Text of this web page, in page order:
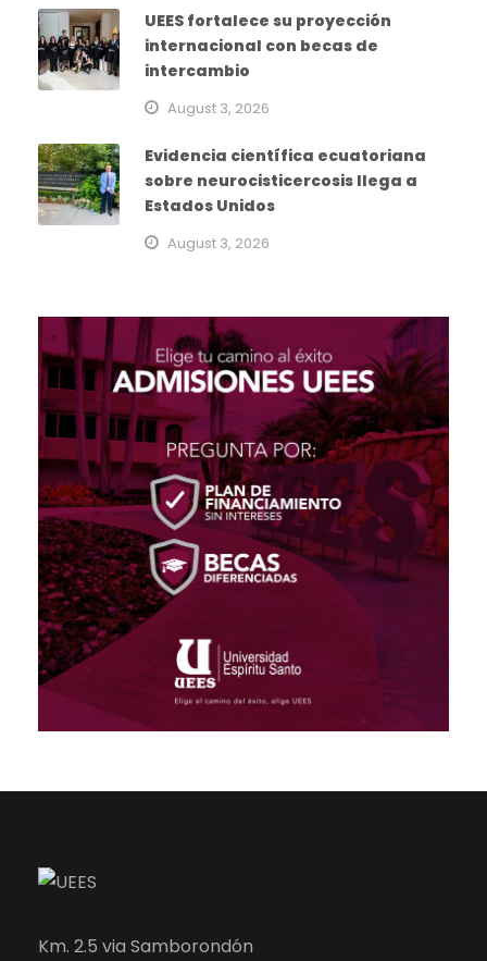
UEES fortalece su proyección
internacional con becas de
intercambio
August 3, 2026
Evidencia científica ecuatoriana
sobre neurocisticercosis llega a
Estados Unidos
August 3, 2026
Km. 2.5 via Samborondón